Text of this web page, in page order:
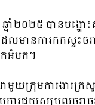
ាំ២០២៥ បានបង្ហោ
ានការកកស្ទះច
អំបក។
មួយក្រុមការងារក្
មការជួយសម្រួលច